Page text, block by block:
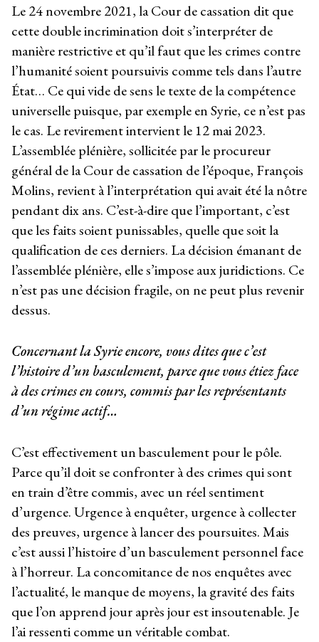
Le 24 novembre 2021, la Cour de cassation dit que
cette double incrimination doit s’interpréter de
manière restrictive et qu’il faut que les crimes contre
l’humanité soient poursuivis comme tels dans l’autre
État… Ce qui vide de sens le texte de la compétence
universelle puisque, par exemple en Syrie, ce n’est pas
le cas. Le revirement intervient le 12 mai 2023.
L’assemblée plénière, sollicitée par le procureur
général de la Cour de cassation de l’époque, François
Molins, revient à l’interprétation qui avait été la nôtre
pendant dix ans. C’est-à-dire que l’important, c’est
que les faits soient punissables, quelle que soit la
qualification de ces derniers. La décision émanant de
l’assemblée plénière, elle s’impose aux juridictions. Ce
n’est pas une décision fragile, on ne peut plus revenir
dessus.
Concernant la Syrie encore, vous dites que c’est
l’histoire d’un basculement, parce que vous étiez face
à des crimes en cours, commis par les représentants
d’un régime actif…
C’est effectivement un basculement pour le pôle.
Parce qu’il doit se confronter à des crimes qui sont
en train d’être commis, avec un réel sentiment
d’urgence. Urgence à enquêter, urgence à collecter
des preuves, urgence à lancer des poursuites. Mais
c’est aussi l’histoire d’un basculement personnel face
à l’horreur. La concomitance de nos enquêtes avec
l’actualité, le manque de moyens, la gravité des faits
que l’on apprend jour après jour est insoutenable. Je
l’ai ressenti comme un véritable combat.